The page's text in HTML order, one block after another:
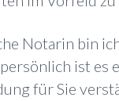
Notarin bin
ist es
für Sie